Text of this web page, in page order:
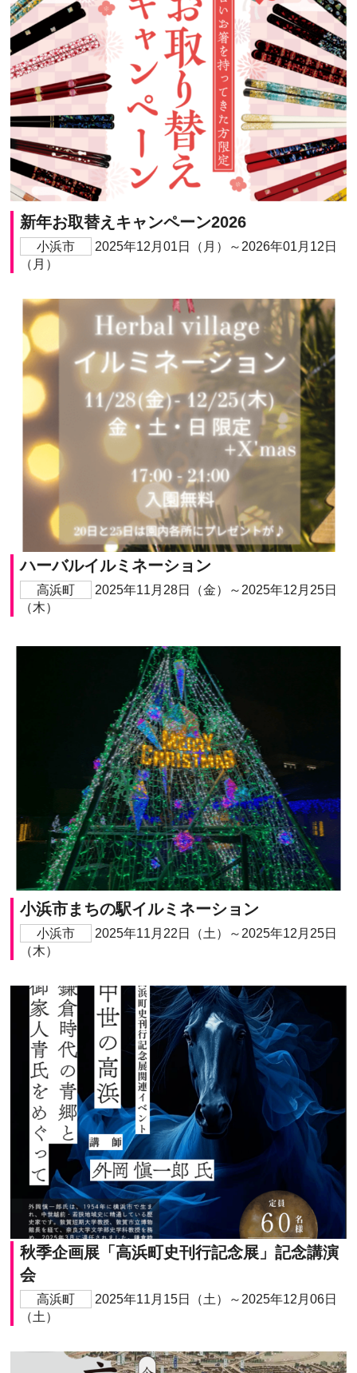
新年お取替えキャンペーン2026
小浜市
2025年12月01日（月）～2026年01月12日
（月）
ハーバルイルミネーション
高浜町
2025年11月28日（金）～2025年12月25日
（木）
小浜市まちの駅イルミネーション
小浜市
2025年11月22日（土）～2025年12月25日
（木）
秋季企画展「高浜町史刊行記念展」記念講演
会
高浜町
2025年11月15日（土）～2025年12月06日
（土）